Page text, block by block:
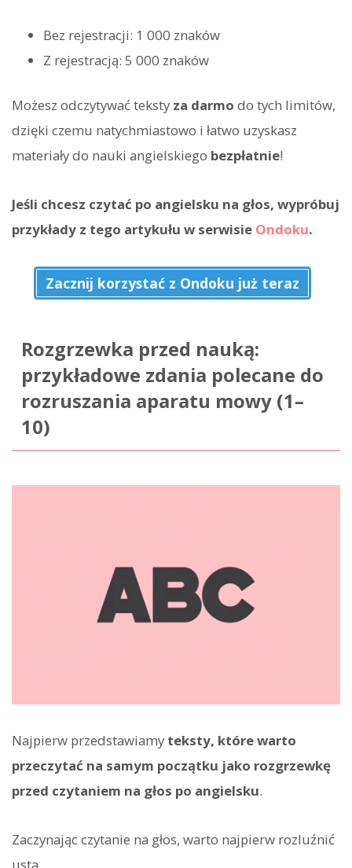
Bez rejestracji: 1 000 znaków
Z rejestracją: 5 000 znaków
Możesz odczytywać teksty za darmo do tych limitów,
dzięki czemu natychmiastowo i łatwo uzyskasz
materiały do nauki angielskiego bezpłatnie!
Jeśli chcesz czytać po angielsku na głos, wypróbuj
przykłady z tego artykułu w serwisie Ondoku.
Zacznij korzystać z Ondoku już teraz
Rozgrzewka przed nauką:
przykładowe zdania polecane do
rozruszania aparatu mowy (1–
10)
Najpierw przedstawiamy teksty, które warto
przeczytać na samym początku jako rozgrzewkę
przed czytaniem na głos po angielsku.
Zaczynając czytanie na głos, warto najpierw rozluźnić